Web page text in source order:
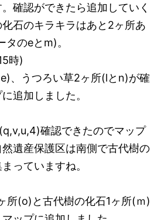
確認ができたら追加していく
石のキラキラはあと2ヶ所あ
タのeとm)。
時)
、うつろい草2ヶ所(lとn)が確
追加しました。
確認できたのでマップ
遺産保護区は南側で古代樹の
っていますね。
所(o)と古代樹の化石1ヶ所(ｍ)